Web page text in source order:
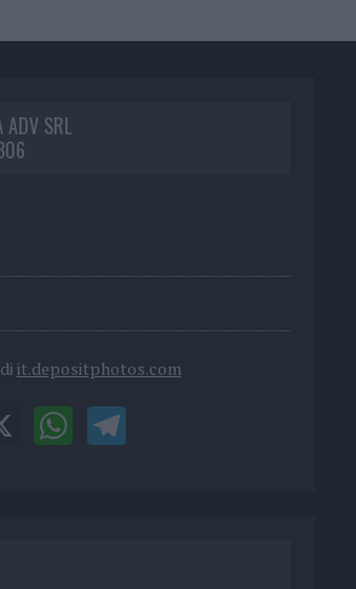
ADV SRL
it.depositphotos.com